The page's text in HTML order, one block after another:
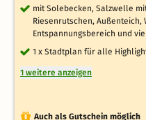
mit Solebecken, Salzwelle
Riesenrutschen, Außenteich,
Entspannungsbereich und
1 x Stadtplan für alle
1 weitere anzeigen
Auch als Gutschein möglich